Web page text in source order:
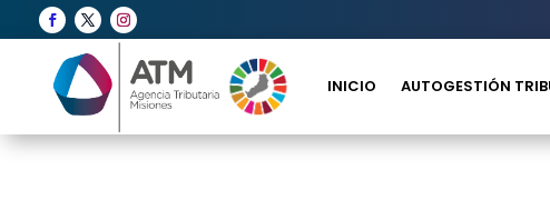
INICIO AUTOGESTIÓN